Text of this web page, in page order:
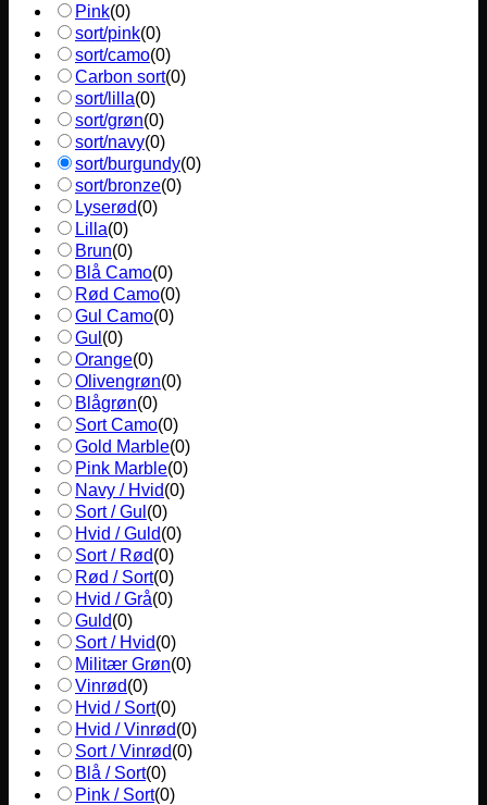
Pink(0)
sort/pink(0)
sort/camo(0)
Carbon sort(0)
sort/lilla(0)
sort/grøn(0)
sort/navy(0)
sort/burgundy(0)
sort/bronze(0)
Lyserød(0)
Lilla(0)
Brun(0)
Blå Camo(0)
Rød Camo(0)
Gul Camo(0)
Gul (0)
Orange(0)
Olivengrøn(0)
Blågrøn(0)
Sort Camo(0)
Gold Marble(0)
Pink Marble(0)
Navy / Hvid(0)
Sort / Gul (0)
Hvid / Guld(0)
Sort / Rød(0)
Rød / Sort(0)
Hvid / Grå(0)
Guld(0)
Sort / Hvid(0)
Militær Grøn(0)
Vinrød(0)
Hvid / Sort(0)
Hvid / Vinrød(0)
Sort / Vinrød(0)
Blå / Sort(0)
Pink / Sort(0)